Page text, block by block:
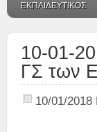
ΕΚΠΑΙΔΕΥΤΙΚΟΣ
10-01-
ΓΣ των
10/01/2018